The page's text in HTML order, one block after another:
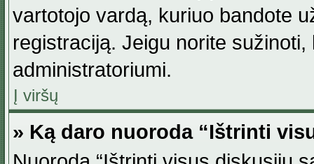
vartotojo vardą, kuriuo bandote
registraciją. Jeigu norite
administratoriumi.
Į viršų
» Ką daro nuoroda “Ištrinti